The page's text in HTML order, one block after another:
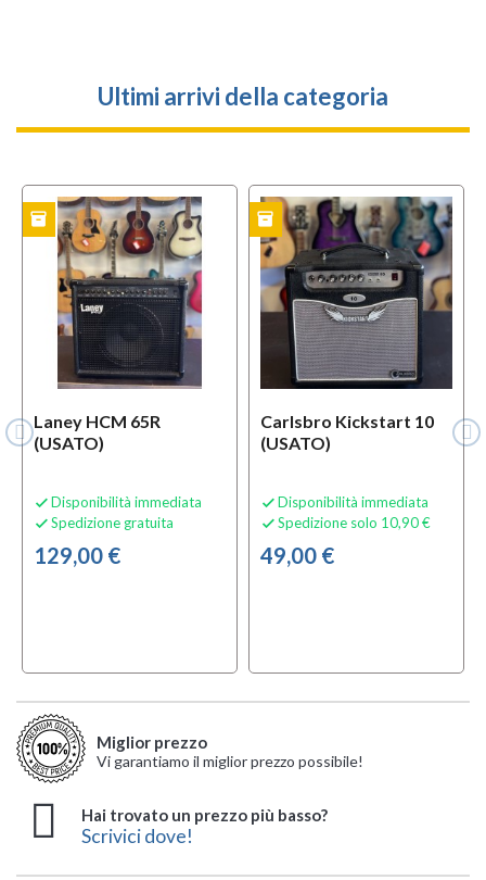
Ultimi arrivi della categoria
Laney HCM 65R
(USATO)
 Disponibilità immediata
 Spedizione gratuita
129,00 €
inventory
Carlsbro Kickstart 10
(USATO)
 Disponibilità immediata
 Spedizione solo 10,90 €
49,00 €
USATO inventory USATO
Miglior prezzo
Vi garantiamo il miglior prezzo possibile!
Hai trovato un prezzo più basso?
Scrivici dove!